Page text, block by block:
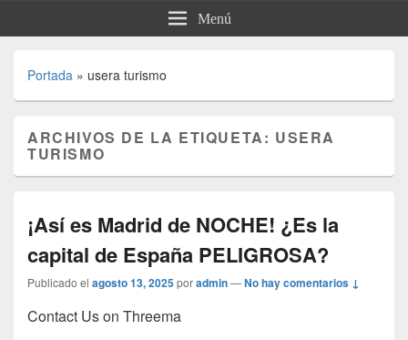
Menú
Portada » usera turismo
ARCHIVOS DE LA ETIQUETA: USERA
TURISMO
¡Así es Madrid de NOCHE! ¿Es la
capital de España PELIGROSA?
Publicado el agosto 13, 2025poradmin—No hay comentarios ↓
Contact Us on Threema